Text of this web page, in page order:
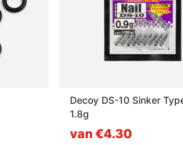
Decoy DS-10 Sinker
1.8g
van €4.30